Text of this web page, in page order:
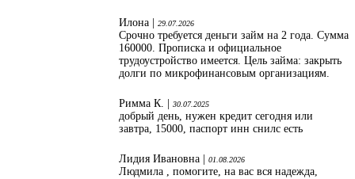
Илона | 29.07.2026
Срочно требуется деньги займ на 2 года. Сумма
160000. Прописка и официальное
трудоустройство имеется. Цель займа: закрыть
долги по микрофинансовым организациям.
Римма К. | 30.07.2025
добрый день, нужен кредит сегодня или
завтра, 15000, паспорт инн снилс есть
Лидия Ивановна | 01.08.2026
Людмила , помогите, на вас вся надежда,